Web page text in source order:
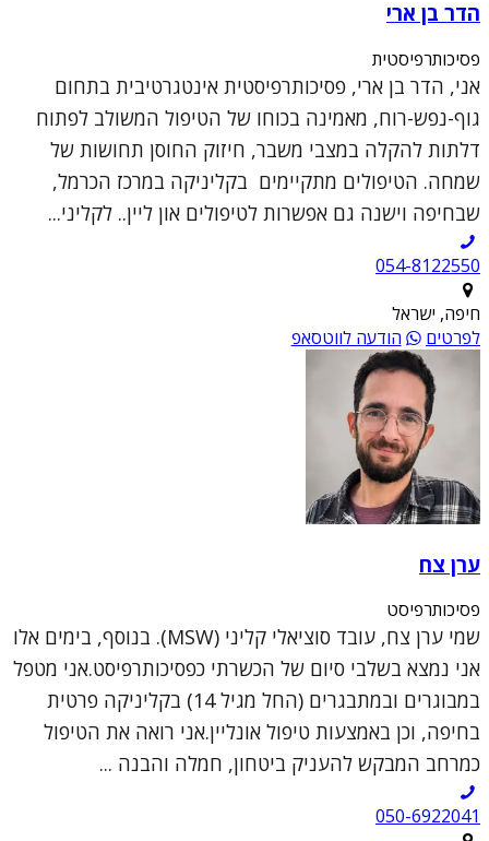
הדר בן ארי
פסיכותרפיסטית
אני, הדר בן ארי, פסיכותרפיסטית אינטגרטיבית בתחום
גוף-נפש-רוח, מאמינה בכוחו של הטיפול המשולב לפתוח
דלתות להקלה במצבי משבר, חיזוק החוסן תחושות של
שמחה. הטיפולים מתקיימים בקליניקה במרכז הכרמל,
שבחיפה וישנה גם אפשרות לטיפולים און ליין.. לקליני...
054-8122550
חיפה, ישראל
לפרטים
הודעה לווטסאפ
ערן צח
פסיכותרפיסט
שמי ערן צח, עובד סוציאלי קליני (MSW). בנוסף, בימים אלו
אני נמצא בשלבי סיום של הכשרתי כפסיכותרפיסט.אני מטפל
במבוגרים ובמתבגרים (החל מגיל 14) בקליניקה פרטית
בחיפה, וכן באמצעות טיפול אונליין.אני רואה את הטיפול
כמרחב המבקש להעניק ביטחון, חמלה והבנה ...
050-6922041